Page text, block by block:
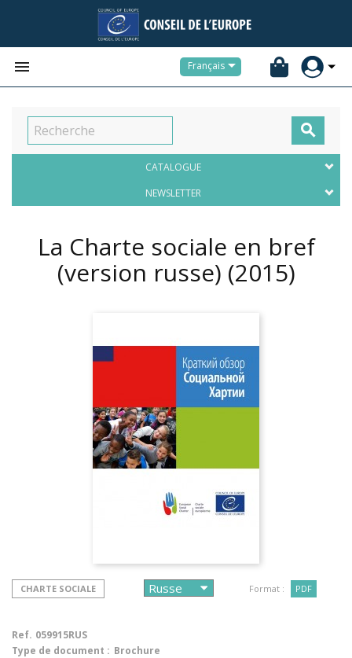
 Français

CATALOGUE
NEWSLETTER
La Charte sociale en bref
(version russe) (2015)
CHARTE SOCIALE Format : PDF
Ref. 059915RUS
Type de document : Brochure